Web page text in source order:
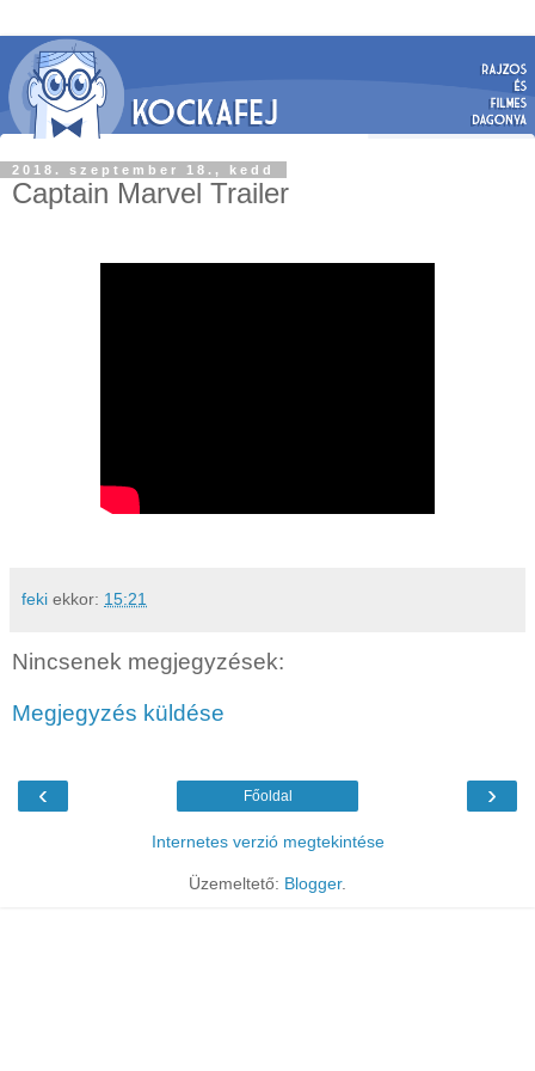
2018. szeptember 18., kedd
Captain Marvel Trailer
feki ekkor: 15:21
Nincsenek megjegyzések:
Megjegyzés küldése
‹ ›
Főoldal
Internetes verzió megtekintése
Üzemeltető: Blogger.